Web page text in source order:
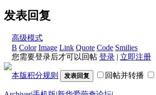
发表回复
高级模式
B Color Image Link Quote Code Smilies
您需要登录后才可以回帖 登录 | 立即注册
本版积分规则 发表回复 回帖并转播